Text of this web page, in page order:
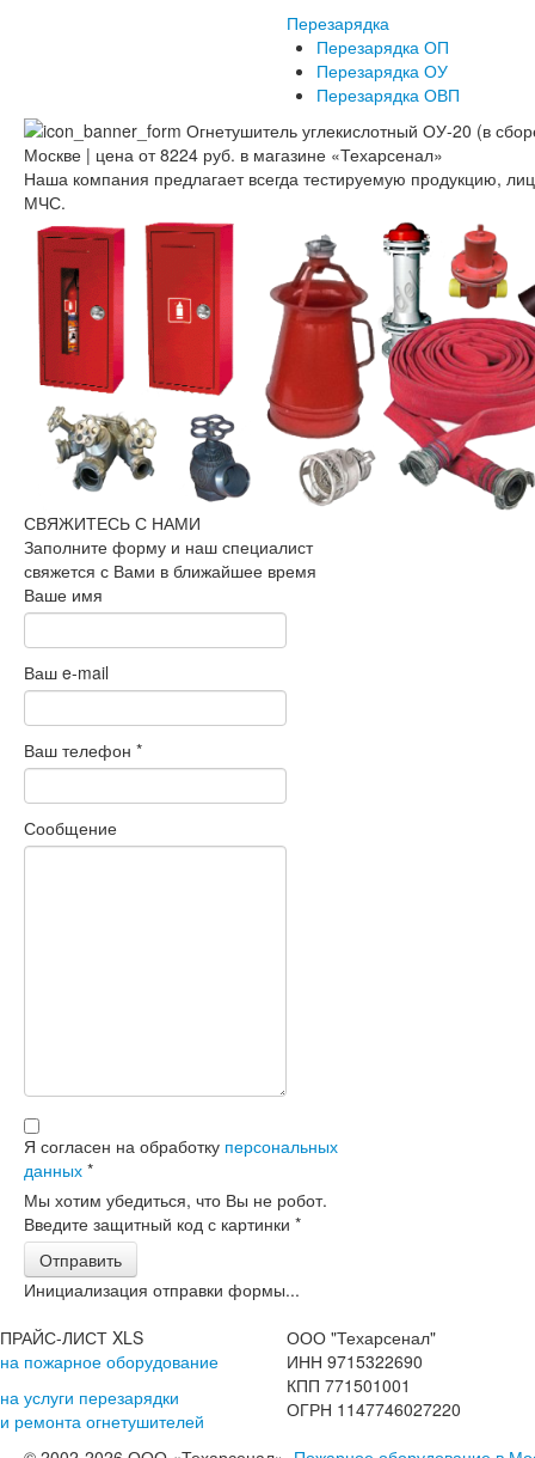
Перезарядка
Перезарядка ОП
Перезарядка ОУ
Перезарядка ОВП
Наша компания предлагает всегда тестируемую продукцию,
МЧС.
СВЯЖИТЕСЬ С НАМИ
Заполните форму и наш специалист
свяжется с Вами в ближайшее время
Ваше имя
Ваш e-mail
Ваш телефон *
Сообщение
Я согласен на обработку персональных
данных *
Мы хотим убедиться, что Вы не робот.
Введите защитный код с картинки *
Отправить
Инициализация отправки формы...
ПРАЙС-ЛИСТ XLS
на пожарное оборудование
на услуги перезарядки
и ремонта огнетушителей
ООО "Техарсенал"
ИНН 9715322690
КПП 771501001
ОГРН 1147746027220